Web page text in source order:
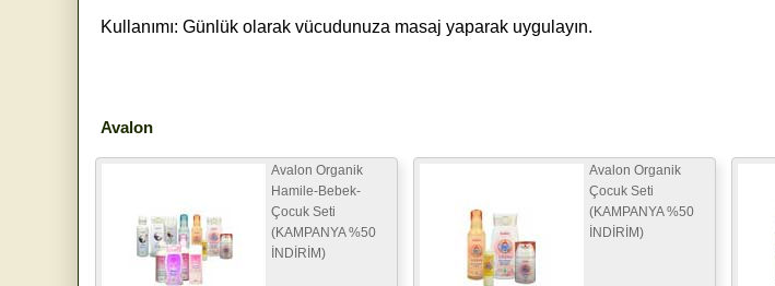
Kullanımı: Günlük olarak vücudunuza masaj yaparak uygulayın.
Avalon
Avalon Organik
Hamile-Bebek-
Çocuk Seti
(KAMPANYA %50
İNDİRİM)
Avalon Organik
Çocuk Seti
(KAMPANYA %50
İNDİRİM)